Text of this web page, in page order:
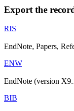
Export the
RIS
EndNote, Papers,
ENW
EndNote (version
BIB